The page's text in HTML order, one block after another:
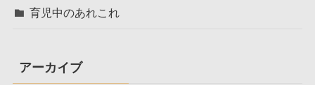
育児中のあれこれ
アーカイブ